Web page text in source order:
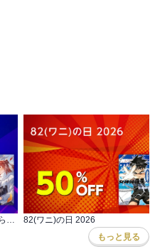
『ばっどがーる』ほか まんがタイム きらら7月新刊＆学園マンガ特集 82(ワニ)の日 2026
もっと見る